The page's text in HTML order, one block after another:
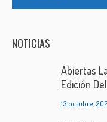
NOTICIAS
Abiertas
Edición
13 octubre,